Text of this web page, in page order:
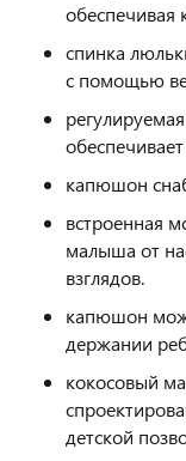
спинка
с помощью
капюшон
встроенная
малыша от
взглядов.
капюшон
держании
кокосовый
детской